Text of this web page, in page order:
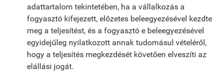
adattartalom tekintetében, ha a vállalkozás a
fogyasztó kifejezett, előzetes beleegyezésével kezdte
meg a teljesítést, és a fogyasztó e beleegyezésével
egyidejűleg nyilatkozott annak tudomásul vételéről,
hogy a teljesítés megkezdését követően elveszíti az
elállási jogát.